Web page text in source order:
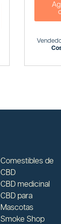
Comestibles de
CBD
CBD medicinal
CBD para
Mascotas
Smoke Shop